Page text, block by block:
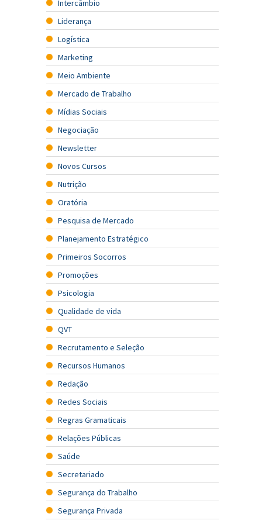
Intercâmbio
Liderança
Logística
Marketing
Meio Ambiente
Mercado de Trabalho
Mídias Sociais
Negociação
Newsletter
Novos Cursos
Nutrição
Oratória
Pesquisa de Mercado
Planejamento Estratégico
Primeiros Socorros
Promoções
Psicologia
Qualidade de vida
QVT
Recrutamento e Seleção
Recursos Humanos
Redação
Redes Sociais
Regras Gramaticais
Relações Públicas
Saúde
Secretariado
Segurança do Trabalho
Segurança Privada